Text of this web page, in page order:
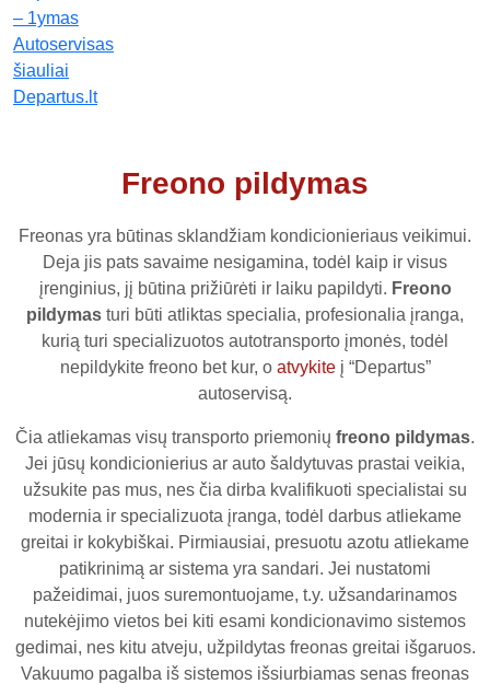
Freono pildymas
Freonas yra būtinas sklandžiam kondicionieriaus veikimui.
Deja jis pats savaime nesigamina, todėl kaip ir visus
įrenginius, jį būtina prižiūrėti ir laiku papildyti. Freono
pildymas turi būti atliktas specialia, profesionalia įranga,
kurią turi specializuotos autotransporto įmonės, todėl
nepildykite freono bet kur, o atvykiteį “Departus”
autoservisą.
Čia atliekamas visų transporto priemonių freono pildymas.
Jei jūsų kondicionierius ar auto šaldytuvas prastai veikia,
užsukite pas mus, nes čia dirba kvalifikuoti specialistai su
modernia ir specializuota įranga, todėl darbus atliekame
greitai ir kokybiškai. Pirmiausiai, presuotu azotu atliekame
patikrinimą ar sistema yra sandari. Jei nustatomi
pažeidimai, juos suremontuojame, t.y. užsandarinamos
nutekėjimo vietos bei kiti esami kondicionavimo sistemos
gedimai, nes kitu atveju, užpildytas freonas greitai išgaruos.
Vakuumo pagalba iš sistemos išsiurbiamas senas freonas